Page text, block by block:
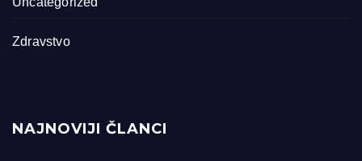
Zdravstvo
NAJNOVIJI ČLANCI